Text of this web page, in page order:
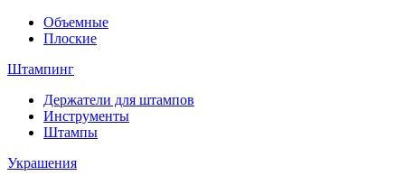
Объемные
Плоские
Штампинг
Держатели для штампов
Инструменты
Штампы
Украшения